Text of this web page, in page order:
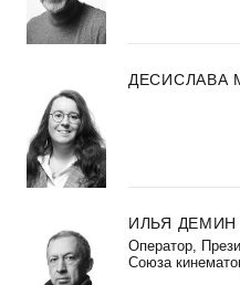
ДЕСИСЛАВА
ИЛЬЯ ДЕМИН
Оператор,
Союза